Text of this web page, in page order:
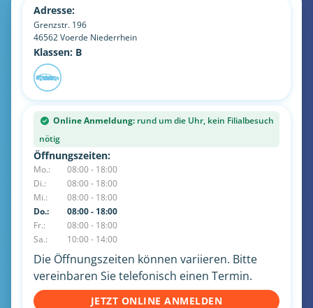
Adresse:
Grenzstr. 196
46562Voerde Niederrhein
Klassen: B
Online Anmeldung: rund um die Uhr, kein Filialbesuch
nötig
Öffnungszeiten:
Mo.:
08:00 - 18:00
Di.:
08:00 - 18:00
Mi.:
08:00 - 18:00
Do.:
08:00 - 18:00
Fr.:
08:00 - 18:00
Sa.:
10:00 - 14:00
Die Öffnungszeiten können variieren. Bitte
vereinbaren Sie telefonisch einen Termin.
JETZT ONLINE ANMELDEN